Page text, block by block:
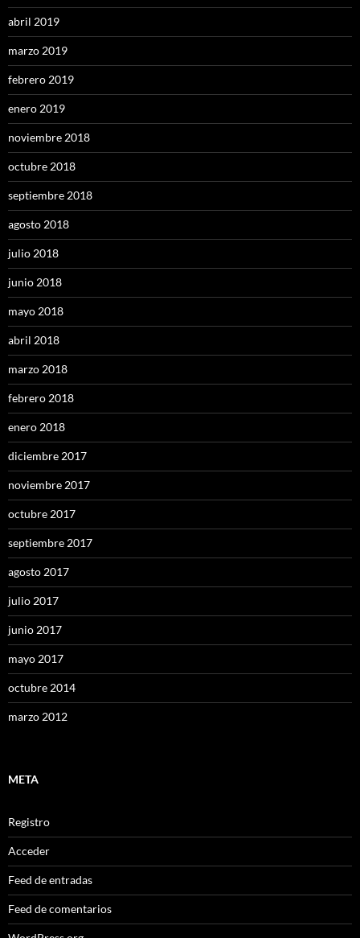
abril 2019
marzo 2019
febrero 2019
enero 2019
noviembre 2018
octubre 2018
septiembre 2018
agosto 2018
julio 2018
junio 2018
mayo 2018
abril 2018
marzo 2018
febrero 2018
enero 2018
diciembre 2017
noviembre 2017
octubre 2017
septiembre 2017
agosto 2017
julio 2017
junio 2017
mayo 2017
octubre 2014
marzo 2012
META
Registro
Acceder
Feed de entradas
Feed de comentarios